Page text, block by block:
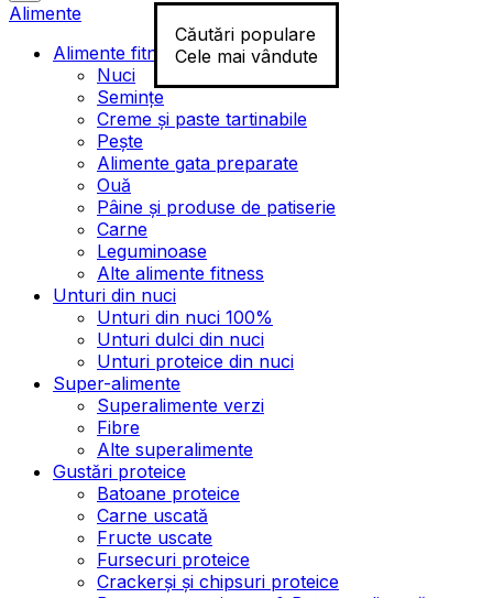
Căutări populare
Cele mai vândute
Alimente
Alimente fitness
Nuci
Semințe
Creme și paste tartinabile
Pește
Alimente gata preparate
Ouă
Pâine și produse de patiserie
Carne
Leguminoase
Alte alimente fitness
Unturi din nuci
Unturi din nuci 100%
Unturi dulci din nuci
Unturi proteice din nuci
Super-alimente
Superalimente verzi
Fibre
Alte superalimente
Gustări proteice
Batoane proteice
Carne uscată
Fructe uscate
Fursecuri proteice
Crackerși și chipsuri proteice